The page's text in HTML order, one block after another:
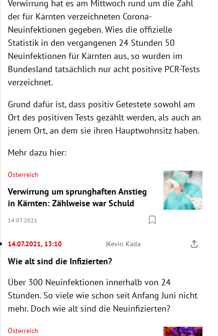
Verwirrung hat es am Mittwoch rund um die Zahl
der für Kärnten verzeichneten Corona-
Neuinfektionen gegeben. Wies die offizielle
Statistik in den vergangenen 24 Stunden 50
Neuinfektionen für Kärnten aus, so wurden im
Bundesland tatsächlich nur acht positive PCR-Tests
verzeichnet.
Grund dafür ist, dass positiv Getestete sowohl am
Ort des positiven Tests gezählt werden, als auch an
jenem Ort, an dem sie ihren Hauptwohnsitz haben.
Mehr dazu hier:
Österreich
Verwirrung um sprunghaften Anstieg
in Kärnten: Zählweise war Schuld
14.07.2021
14.07.2021, 13:10 |Kevin Kada
Wie alt sind die Infizierten?
Über 300 Neuinfektionen innerhalb von 24
Stunden. So viele wie schon seit Anfang Juni nicht
mehr. Doch wie alt sind die Neuinfizierten?
Österreich